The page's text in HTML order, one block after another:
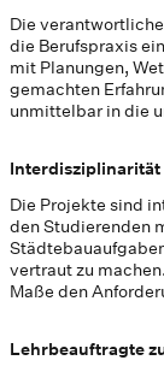
Die
die Berufspraxis
mit Planungen,
gemachten
unmittelbar in die
Die Projekte sind
den Studierenden
vertraut zu
Maße den
Lehrbeauftragte